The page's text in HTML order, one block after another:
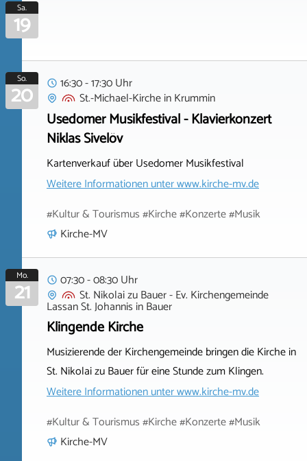
Sa.
19
So.
20
16:30 - 17:30 Uhr
St.-Michael-KircheinKrummin
Usedomer Musikfestival - Klavierkonzert
Niklas Sivelöv
Kartenverkauf über Usedomer Musikfestival
Weitere Informationen unterwww.kirche-mv.de
#Kultur & Tourismus #Kirche #Konzerte #Musik
Kirche-MV
Mo.
21
07:30 - 08:30 Uhr
St. Nikolai zu Bauer - Ev. Kirchengemeinde
Lassan St. Johannis inBauer
Klingende Kirche
Musizierende der Kirchengemeinde bringen die Kirche in
St. Nikolai zu Bauer für eine Stunde zum Klingen.
Weitere Informationen unterwww.kirche-mv.de
#Kultur & Tourismus #Kirche #Konzerte #Musik
Kirche-MV